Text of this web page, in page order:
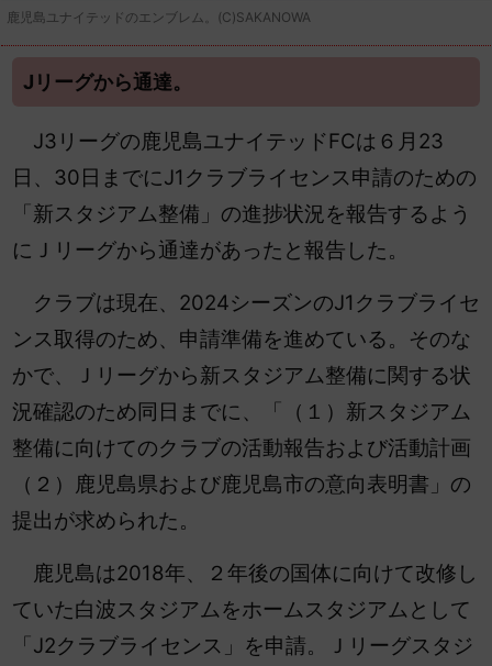
鹿児島ユナイテッドのエンブレム。(C)SAKANOWA
Jリーグから通達。
J3リーグの鹿児島ユナイテッドFCは６月23
日、30日までにJ1クラブライセンス申請のための
「新スタジアム整備」の進捗状況を報告するよう
にＪリーグから通達があったと報告した。
クラブは現在、2024シーズンのJ1クラブライセ
ンス取得のため、申請準備を進めている。そのな
かで、Ｊリーグから新スタジアム整備に関する状
況確認のため同日までに、「（１）新スタジアム
整備に向けてのクラブの活動報告および活動計画
（２）鹿児島県および鹿児島市の意向表明書」の
提出が求められた。
鹿児島は2018年、２年後の国体に向けて改修し
ていた白波スタジアムをホームスタジアムとして
「J2クラブライセンス」を申請。
Ｊリーグスタジ